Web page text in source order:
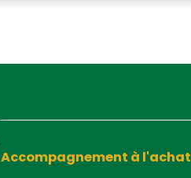
Accompagnement à l'achat